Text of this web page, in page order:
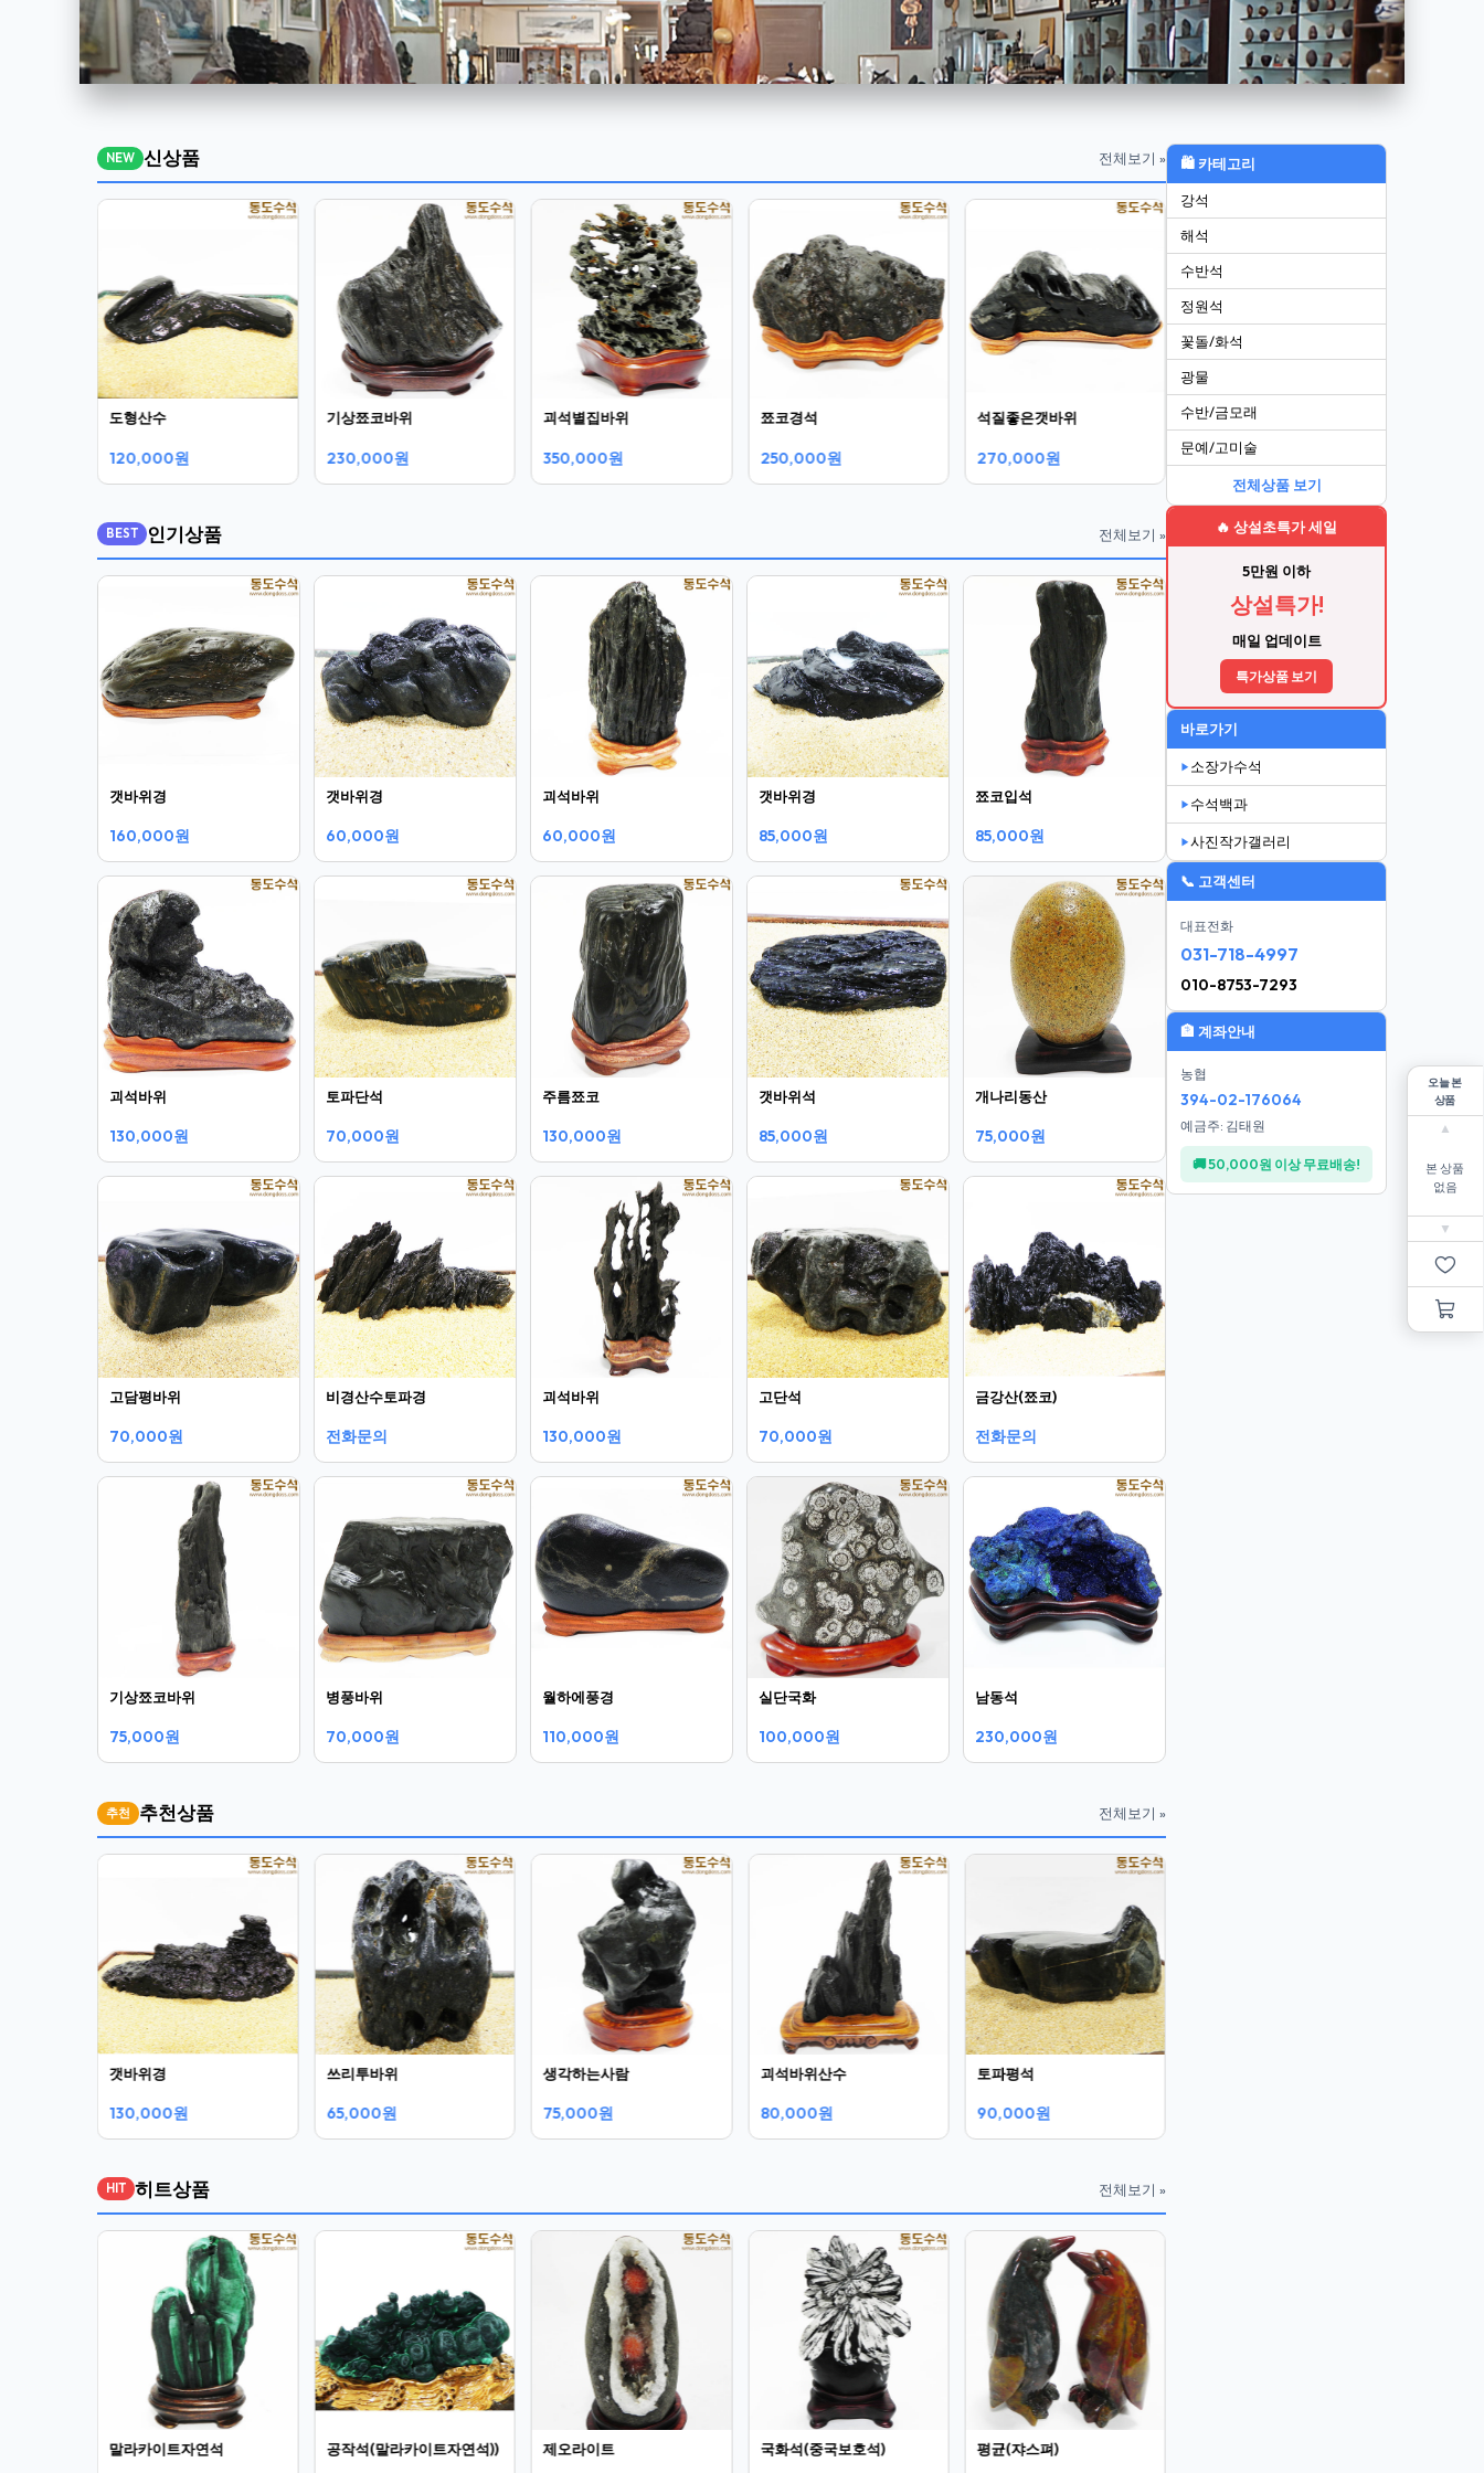
오늘 본
상품
▲
본 상품
없음
▼
NEW 신상품 전체보기 »
도형산수
120,000원
기상쬬코바위
230,000원
괴석별집바위
350,000원
쬬코경석
250,000원
석질좋은갯바위
270,000원
비경쬬코
300,000원
BEST 인기상품 전체보기 »
갯바위경
160,000원
갯바위경
60,000원
괴석바위
60,000원
갯바위경
85,000원
쬬코입석
85,000원
괴석바위
130,000원
토파단석
70,000원
주름쬬코
130,000원
갯바위석
85,000원
개나리동산
75,000원
고담평바위
70,000원
비경산수토파경
전화문의
괴석바위
130,000원
고단석
70,000원
금강산(쬬코)
전화문의
기상쬬코바위
75,000원
병풍바위
70,000원
월하에풍경
110,000원
실단국화
100,000원
남동석
230,000원
추천 추천상품 전체보기 »
갯바위경
130,000원
쓰리투바위
65,000원
생각하는사람
75,000원
괴석바위산수
80,000원
토파평석
90,000원
HIT 히트상품 전체보기 »
말라카이트자연석 공작석(말라카이트자연석)) 제오라이트 국화석(중국보호석) 평균(쟈스펴)
🛍 카테고리
강석
해석
수반석
정원석
꽃돌/화석
광물
수반/금모래
문예/고미술
전체상품 보기
🔥 상설초특가 세일
5만원 이하
상설특가!
매일 업데이트
특가상품 보기
바로가기
소장가수석
수석백과
사진작가갤러리
📞 고객센터
대표전화
031-718-4997
010-8753-7293
🏦 계좌안내
농협
394-02-176064
예금주: 김태원
🚚 50,000원 이상 무료배송!